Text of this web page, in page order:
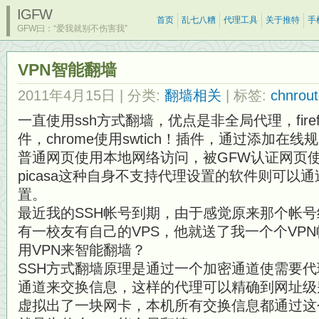
IGFW
GFW曰：“爱我就别不伤害我”
首页 乱七八糟 代理工具 关于推特 手
VPN智能翻墙
2011年4月15日 | 分类: 翻墙相关 | 标签:
一直使用ssh方式翻墙，优点是非全局代理，
件，chrome使用swtich！插件，通过添加在线
普通网页使用本地网络访问，被GFW认证网页
picasa这种自身不支持代理设置的软件则可以
置。
最近我的SSH帐号到期，由于感觉原来那个帐
有一校友有自己的VPS，他就送了我一个个
用VPN来智能翻墙？
SSH方式翻墙原理是通过一个加密通道使需要
通道来交换信息，这样的代理可以精确到网址
虚拟出了一块网卡，本机所有交换信息都通过